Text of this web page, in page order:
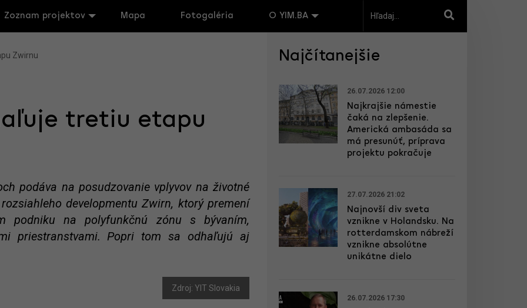
Zoznam projektov Mapa Fotogaléria O YIM.BA
Zwirnu
tretiu etapu
podáva na posudzovanie vplyvov na životné
developmentu Zwirn, ktorý premení
podniku na polyfunkčnú zónu s bývaním,
priestranstvami. Popri tom sa odhaľujú aj
Zdroj: YIT Slovakia
Najčítanejšie
26.07.2026 12:00
Najkrajšie námestie
čaká na zlepšenie.
Americká ambasáda sa
má presunúť, príprava
projektu pokračuje
27.07.2026 21:02
Najnovší div sveta
vznikne v Holandsku. Na
rotterdamskom nábreží
vznikne absolútne
unikátne dielo
26.07.2026 17:30